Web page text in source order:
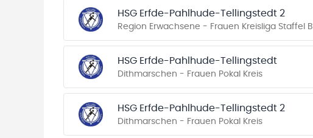
HSG Erfde-Pahlhude-Tellingstedt 2
Region Erwachsene - Frauen Kreisliga Staffel B
HSG Erfde-Pahlhude-Tellingstedt
Dithmarschen - Frauen Pokal Kreis
HSG Erfde-Pahlhude-Tellingstedt 2
Dithmarschen - Frauen Pokal Kreis